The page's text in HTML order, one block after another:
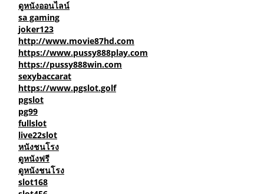
https://918kissauto.xyz
ดูหนังออนไลน์
sa gaming
joker123
http://www.movie87hd.com
https://www.pussy888play.com
https://pussy888win.com
sexybaccarat
https://www.pgslot.golf
pgslot
pg99
fullslot
live22slot
หนังชนโรง
ดูหนังฟรี
ดูหนังชนโรง